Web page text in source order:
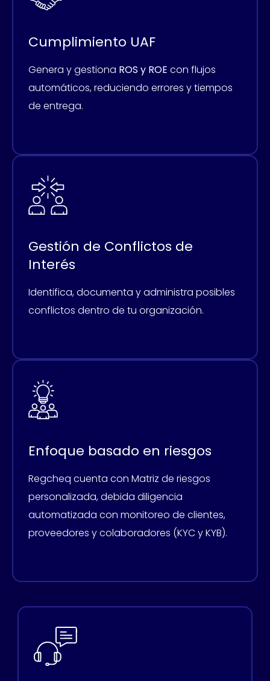
Cumplimiento UAF
Genera y gestiona ROS y ROE con flujos
automáticos, reduciendo errores y tiempos
de entrega.
Gestión de Conflictos de
Interés
Identifica, documenta y administra posibles
conflictos dentro de tu organización.
Enfoque basado en riesgos
Regcheq cuenta con Matriz de riesgos
personalizada, debida diligencia
automatizada con monitoreo de clientes,
proveedores y colaboradores (KYC y KYB).